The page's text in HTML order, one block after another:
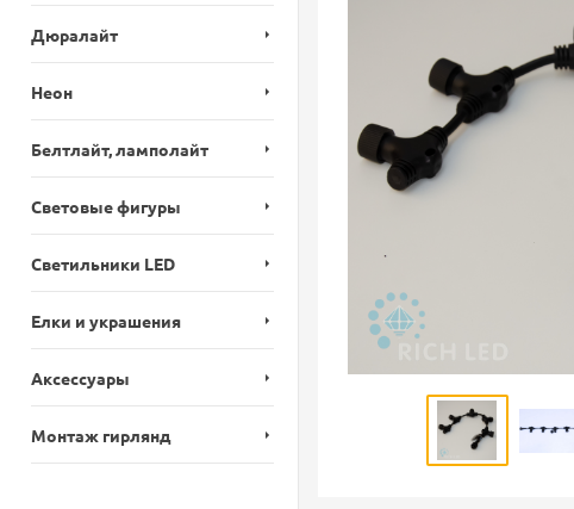
Дюралайт
Неон
Белтлайт, ламполайт
Световые фигуры
Светильники LED
Елки и украшения
Аксессуары
Монтаж гирлянд